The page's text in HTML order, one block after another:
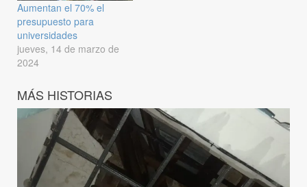
Aumentan el 70% el
presupuesto para
universidades
jueves, 14 de marzo de
2024
MÁS HISTORIAS